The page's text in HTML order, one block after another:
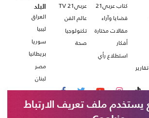
كتاب عربي21
قضايا وآراء
مقالات مختارة
أفكار
استطلاع رأي
عربي21 TV
عالم الفن
تكنولوجيا
صحة
البلد
العراق
ليبيا
سوريا
بريطانيا
مصر
لبنان
يستخدم ملف تعريف الارتباط